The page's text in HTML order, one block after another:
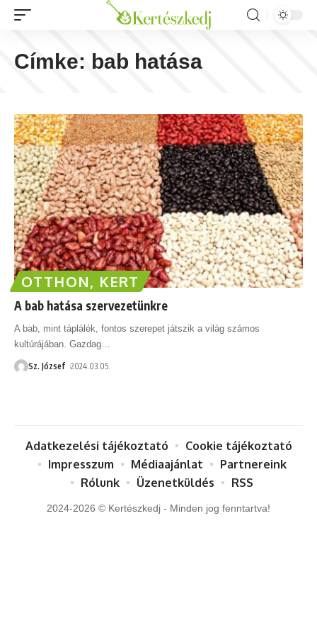
Címke: bab hatása
OTTHON, KERT
A bab hatása szervezetünkre
A bab, mint táplálék, fontos szerepet játszik a világ számos
kultúrájában. Gazdag
Sz. József 2024.03.05.
2024-2026 © Kertészkedj - Minden jog fenntartva!
Adatkezelési tájékoztató
Cookie tájékoztató
Impresszum
Médiaajánlat
Partnereink
Rólunk
Üzenetküldés RSS